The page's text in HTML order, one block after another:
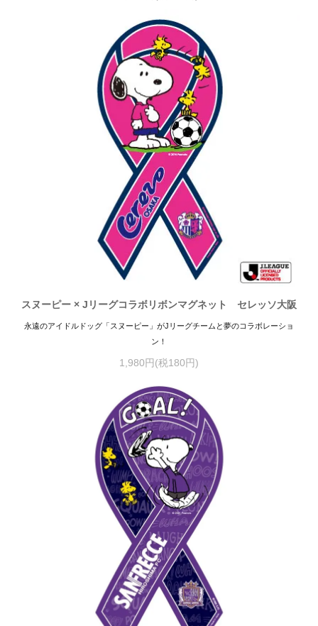
スヌーピー × Jリーグコラボリボンマグネット セレッソ大阪
永遠のアイドルドッグ「スヌーピー」がJリーグチームと夢のコラボレーショ
ン！
1,980円(税180円)